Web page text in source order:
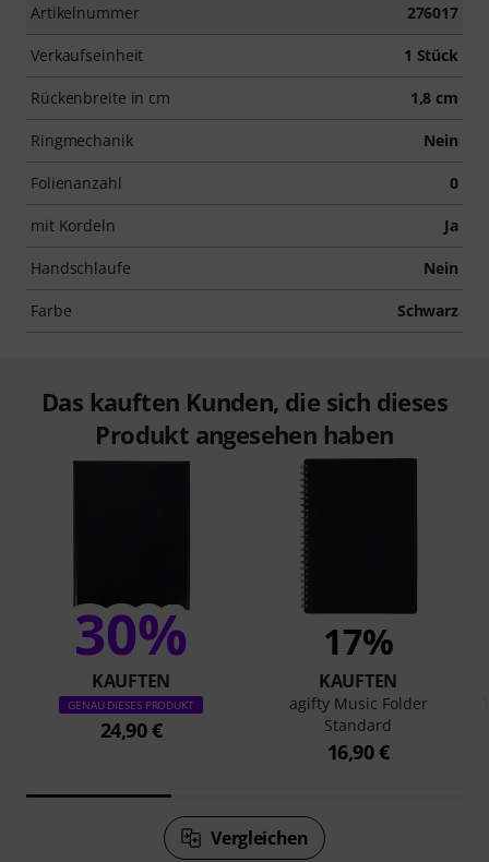
Artikelnummer 276017
Verkaufseinheit 1 Stück
Rückenbreite in cm 1,8 cm
Ringmechanik Nein
Folienanzahl 0
mit Kordeln Ja
Handschlaufe Nein
Farbe Schwarz
Das kauften Kunden, die sich dieses
Produkt angesehen haben
30%
KAUFTEN
GENAU DIESES PRODUKT
24,90 €
17%
KAUFTEN
agifty Music Folder
Standard
16,90 €
Vergleichen